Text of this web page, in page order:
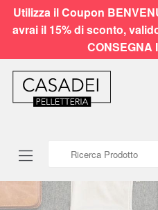
Utilizza il Coupon
avrai il 15% di sconto,
CONSEGNA